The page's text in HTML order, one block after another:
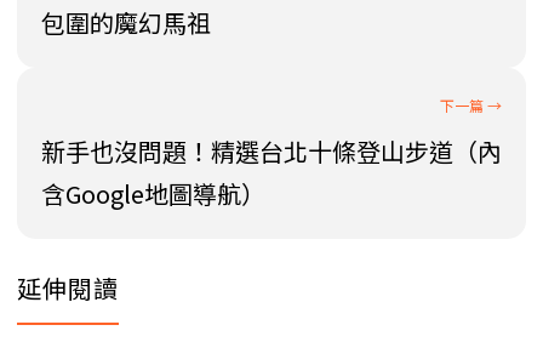
包圍的魔幻馬祖
新手也沒問題！精選台北十條登山步道（內
含Google地圖導航）
延伸閱讀